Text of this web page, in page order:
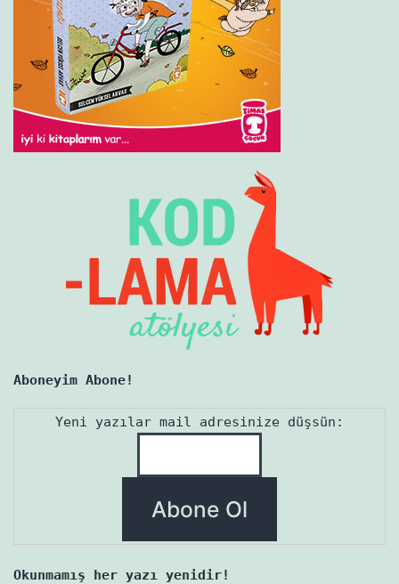
Aboneyim Abone!
Yeni yazılar mail adresinize düşsün:
Okunmamış her yazı yenidir!